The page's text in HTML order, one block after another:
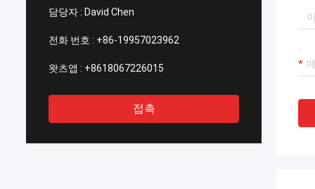
담당자 : David Chen
전화 번호 : +86-19957023962
왓츠앱 : +8618067226015
접촉